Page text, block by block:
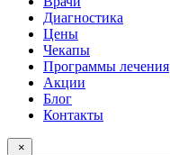
Диагностика
Цены
Чекапы
Программы лечения
Акции
Блог
Контакты
×